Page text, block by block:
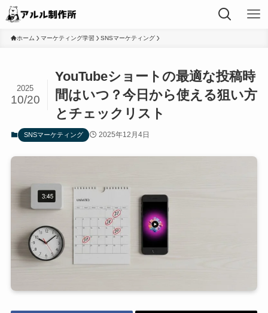
ホーム マーケティング学習 SNSマーケティング
YouTubeショートの最適な投稿時
間はいつ？今日から使える狙い方
とチェックリスト
2025
10/20
SNSマーケティング 2025年12月4日